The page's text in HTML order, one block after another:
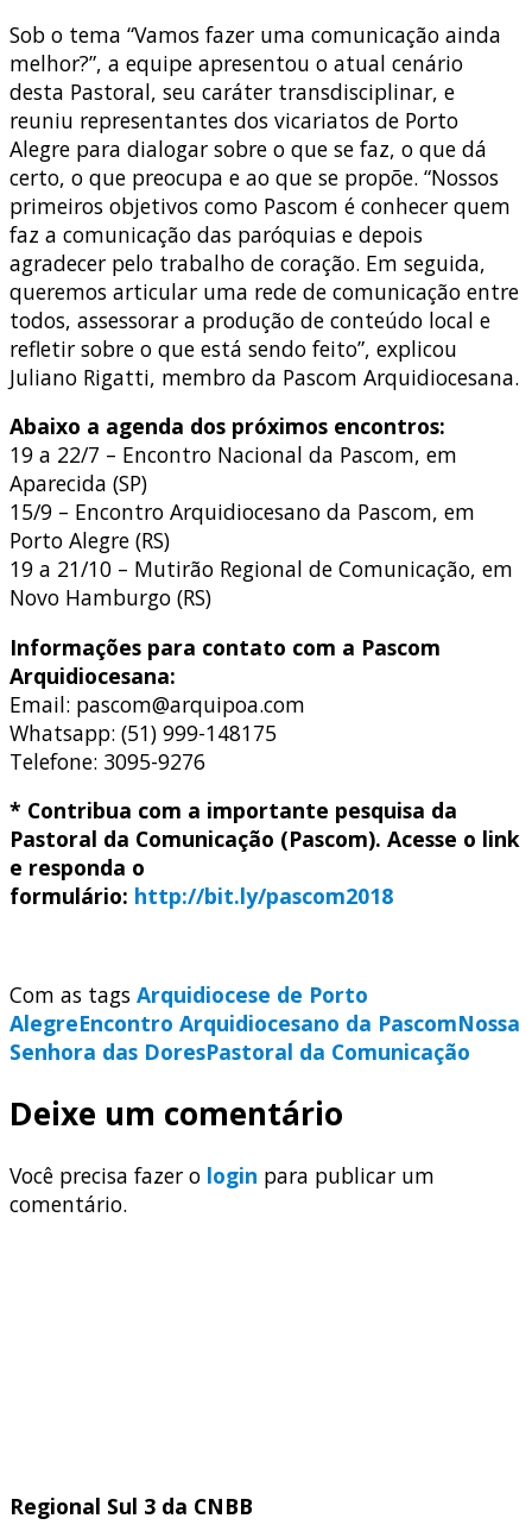
Sob o tema “Vamos fazer uma comunicação ainda
melhor?”, a equipe apresentou o atual cenário
desta Pastoral, seu caráter transdisciplinar, e
reuniu representantes dos vicariatos de Porto
Alegre para dialogar sobre o que se faz, o que dá
certo, o que preocupa e ao que se propõe. “Nossos
primeiros objetivos como Pascom é conhecer quem
faz a comunicação das paróquias e depois
agradecer pelo trabalho de coração. Em seguida,
queremos articular uma rede de comunicação entre
todos, assessorar a produção de conteúdo local e
refletir sobre o que está sendo feito”, explicou
Juliano Rigatti, membro da Pascom Arquidiocesana.
Abaixo a agenda dos próximos encontros:
19 a 22/7 – Encontro Nacional da Pascom, em
Aparecida (SP)
15/9 – Encontro Arquidiocesano da Pascom, em
Porto Alegre (RS)
19 a 21/10 – Mutirão Regional de Comunicação, em
Novo Hamburgo (RS)
Informações para contato com a Pascom
Arquidiocesana:
Email: pascom@arquipoa.com
Whatsapp: (51) 999-148175
Telefone: 3095-9276
* Contribua com a importante pesquisa da
Pastoral da Comunicação (Pascom). Acesse o link
e responda o
formulário: http://bit.ly/pascom2018
Com as tags Arquidiocese de Porto
AlegreEncontro Arquidiocesano da PascomNossa
Senhora das DoresPastoral da Comunicação
Deixe um comentário
Você precisa fazer o login para publicar um
comentário.
Regional Sul 3 da CNBB